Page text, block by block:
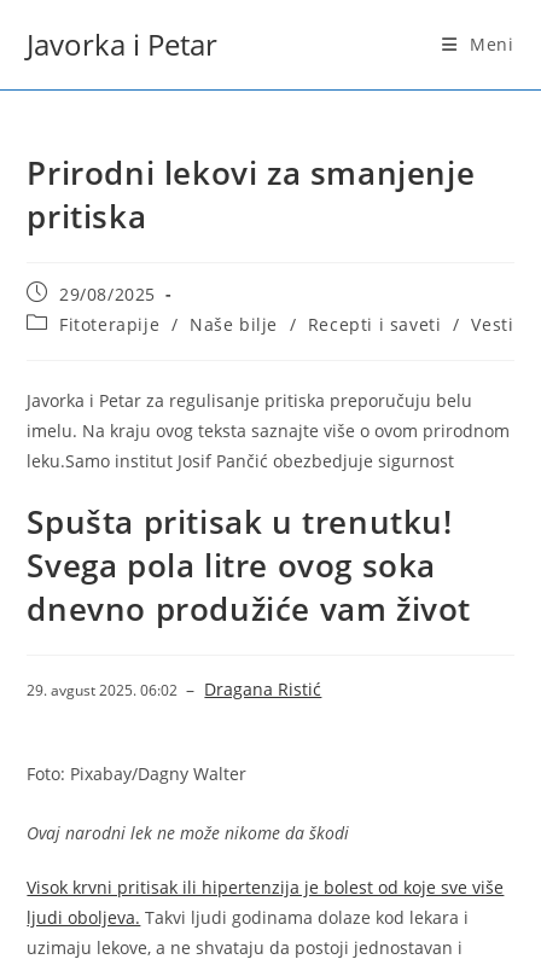
Javorka i Petar Meni
Prirodni lekovi za smanjenje
pritiska
Post
published:
29/08/2025
PostFitoterapije / Naše bilje / Recepti i saveti / Vesti
Javorka i Petar za regulisanje pritiska preporučuju belu
imelu. Na kraju ovog teksta saznajte više o ovom prirodnom
leku.Samo institut Josif Pančić obezbedjuje sigurnost
Spušta pritisak u trenutku!
Svega pola litre ovog soka
dnevno produžiće vam život
29. avgust 2025. 06:02 – Dragana Ristić
Foto: Pixabay/Dagny Walter
Ovaj narodni lek ne može nikome da škodi
Visok krvni pritisak ili hipertenzija je bolest od koje sve više
ljudi oboljeva. Takvi ljudi godinama dolaze kod lekara i
uzimaju lekove, a ne shvataju da postoji jednostavan i